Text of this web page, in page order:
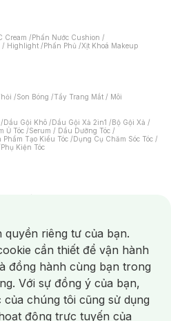
Cream /Phấn Nước Cushion /
/ Highlight /Phấn Phủ /Xịt Khoá Makeup
/Son Bóng /Tẩy Trang Mắt / Môi
/Dầu Gội Khô /Dầu Gội Xả 2in1 /Bộ Gội Xả /
Ủ Tóc /Serum / Dầu Dưỡng Tóc /
Phẩm Tạo Kiểu Tóc /Dụng Cụ Chăm Sóc Tóc /
Phụ Kiện Tóc
/Mặt Nạ Xông Hơi /Nước Rửa Tay/
Răng /Bàn Chải Điện/
Tăm Nước/ Nước Súc Miệng/
Dung Dịch Vệ Sinh/Dưỡng Vùng Kín/
Sinh/Tampon/Bọt Cạo Râu /Dao Cạo Râu/
Nước/ Da Lão Hóa/ Da Mụn/
Thâm / Nám / Tàn Nhang
Cơ Địa
quyền riêng tư của bạn.
cần thiết để vận hành
đồng hành cùng bạn trong
Với sự đồng ý của bạn,
chúng tôi cũng sử dụng
động trực tuyến của